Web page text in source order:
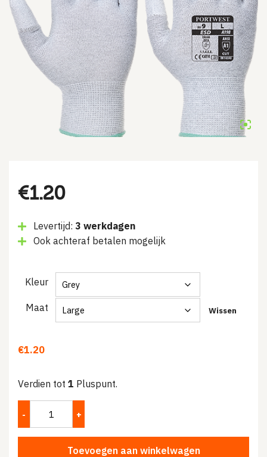
€1.20
Levertijd: 3 werkdagen
Ook achteraf betalen mogelijk
Kleur
Maat Wissen
€1.20
Verdien tot 1 Pluspunt.
Toevoegen aan winkelwagen